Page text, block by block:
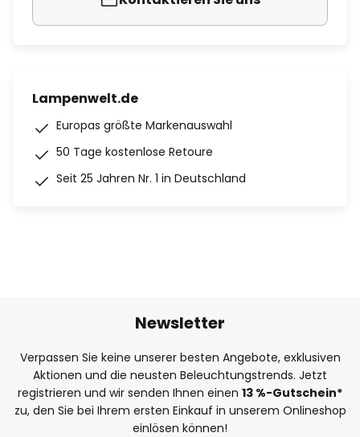
Lampenwelt.de
Europas größte Markenauswahl
50 Tage kostenlose Retoure
Seit 25 Jahren Nr. 1 in Deutschland
Newsletter
Verpassen Sie keine unserer besten Angebote, exklusiven
Aktionen und die neusten Beleuchtungstrends. Jetzt
registrieren und wir senden Ihnen einen 13 %-Gutschein*
zu, den Sie bei Ihrem ersten Einkauf in unserem Onlineshop
einlösen können!